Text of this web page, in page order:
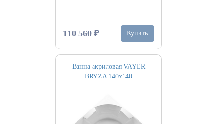
110 560 ₽ Купить
Ванна акриловая VAYER
BRYZA 140х140